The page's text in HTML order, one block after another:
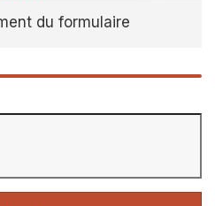
du formulaire